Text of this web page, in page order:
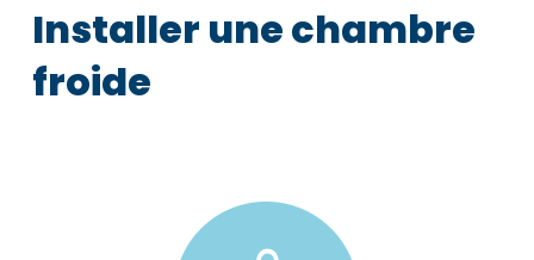
Installer unechambre
froide